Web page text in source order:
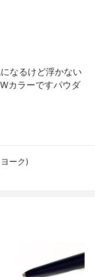
なるけど浮かない
カラーですパウダ
ーク)